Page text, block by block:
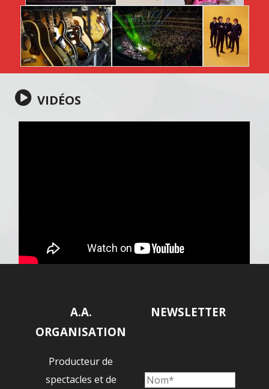
VIDÉOS
A.A.
ORGANISATION
Producteur de
spectacles et de
NEWSLETTER